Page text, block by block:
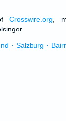
ofCrosswire.org ,
· Salzburg ·